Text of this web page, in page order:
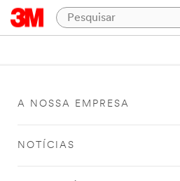
A NOSSA EMPRESA
NOTÍCIAS